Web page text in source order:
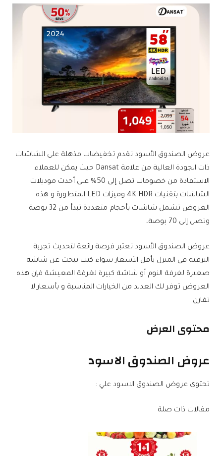
عروض الصندوق الأسود تقدم تخفيضات مذهلة على الشاشات
ذات الجودة العالية من علامة Dansat حيث يمكن للعملاء
الاستفادة من خصومات تصل إلى 50% على أحدث موديلات
الشاشات بتقنيات 4K HDR وميزات LED المتطورة و هذه
العروض تشمل شاشات بأحجام متعددة تبدأ من 32 بوصة
وتصل إلى 70 بوصة،
عروض الصندوق الأسود تعتبر فرصة رائعة لتحديث تجربة
الترفيه في المنزل بأقل الأسعار سواء كنت تبحث عن شاشة
صغيرة لغرفة النوم أو شاشة كبيرة لغرفة المعيشة فإن هذه
العروض توفر لك العديد من الخيارات المناسبة و بأسعار لا
تقارن
محتوى العرض
عروض الصندوق الاسود
تحتوي عروض الصندوق الاسود علي :
مقالات ذات صلة